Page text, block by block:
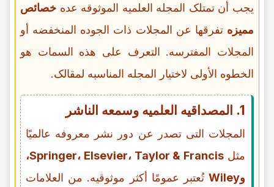
یجب أن تمتلک المجله العلمیه الموثوقه عده خصائص
ممیزه تفرقها عن المجلات ذات الجوده المنخفضه أو
المجلات المفترسه. التعرف على هذه السمات هو
الخطوه الأولى لاختیار المجله المناسبه لمقالک.
1. المصداقیه العلمیه وسمعه الناشر
المجلات التی تصدر عن دور نشر معروفه عالمیًا
مثل
Springer، Elsevier، Taylor & Francis،
وWiley
تُعتبر عمومًا أکثر موثوقیه. من العلامات